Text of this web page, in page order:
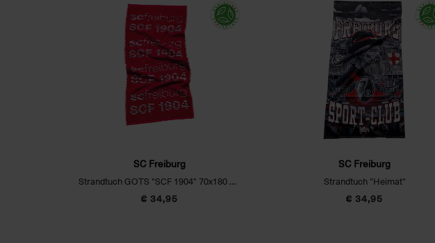
SC Freiburg
Strandtuch GOTS "SCF 1904" 70x180 cm
€ 34,95
SC Freiburg
Strandtuch "Heimat"
€ 34,95